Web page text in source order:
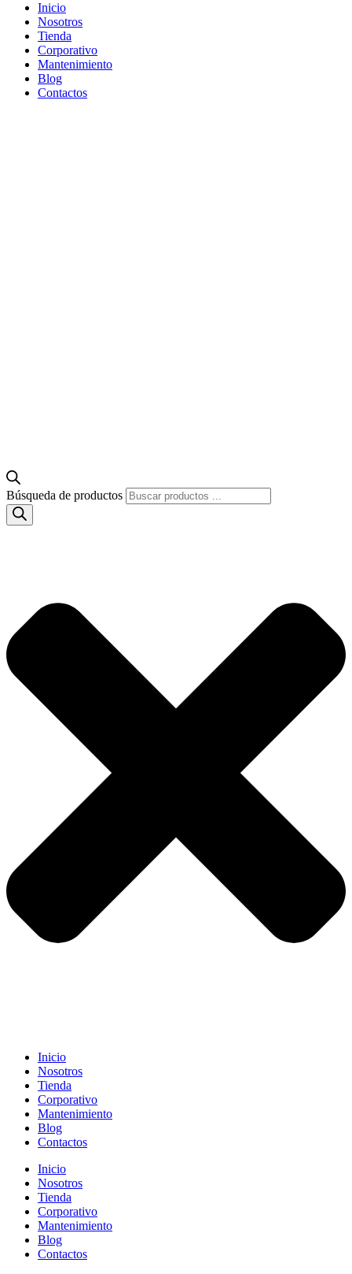
Inicio
Nosotros
Tienda
Corporativo
Mantenimiento
Blog
Contactos
Búsqueda de productos
Inicio
Nosotros
Tienda
Corporativo
Mantenimiento
Blog
Contactos
Inicio
Nosotros
Tienda
Corporativo
Mantenimiento
Blog
Contactos